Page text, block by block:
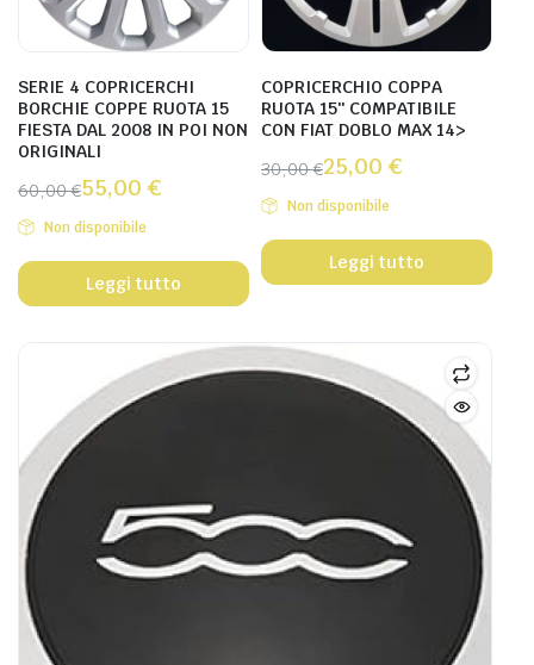
SERIE 4 COPRICERCHI
BORCHIE COPPE RUOTA 15
FIESTA DAL 2008 IN POI NON
ORIGINALI
60,00€55,00 €
Non disponibile
Leggi tutto
COPRICERCHIO COPPA
RUOTA 15″ COMPATIBILE
CON FIAT DOBLO MAX 14>
30,00€25,00 €
Non disponibile
Leggi tutto